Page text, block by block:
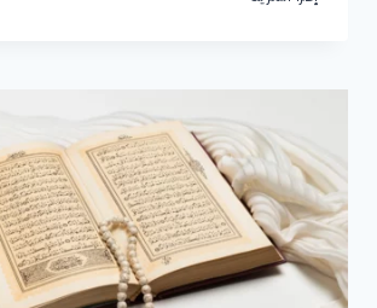
القبول،
الفرص
الوظيفية
المتاحة،
وأفضل
الجامعات